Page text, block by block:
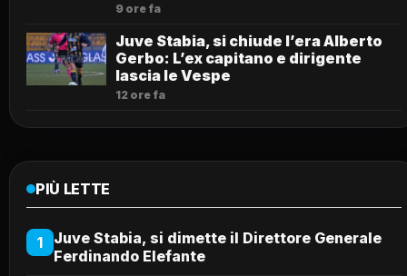
9 ore fa
Juve Stabia, si chiude l’era Alberto
Gerbo: L’ex capitano e dirigente
lascia le Vespe
12 ore fa
PIÙ LETTE
1
Juve Stabia, si dimette il Direttore Generale
Ferdinando Elefante